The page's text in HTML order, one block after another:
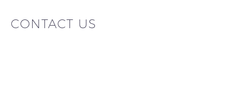
CONTACT US